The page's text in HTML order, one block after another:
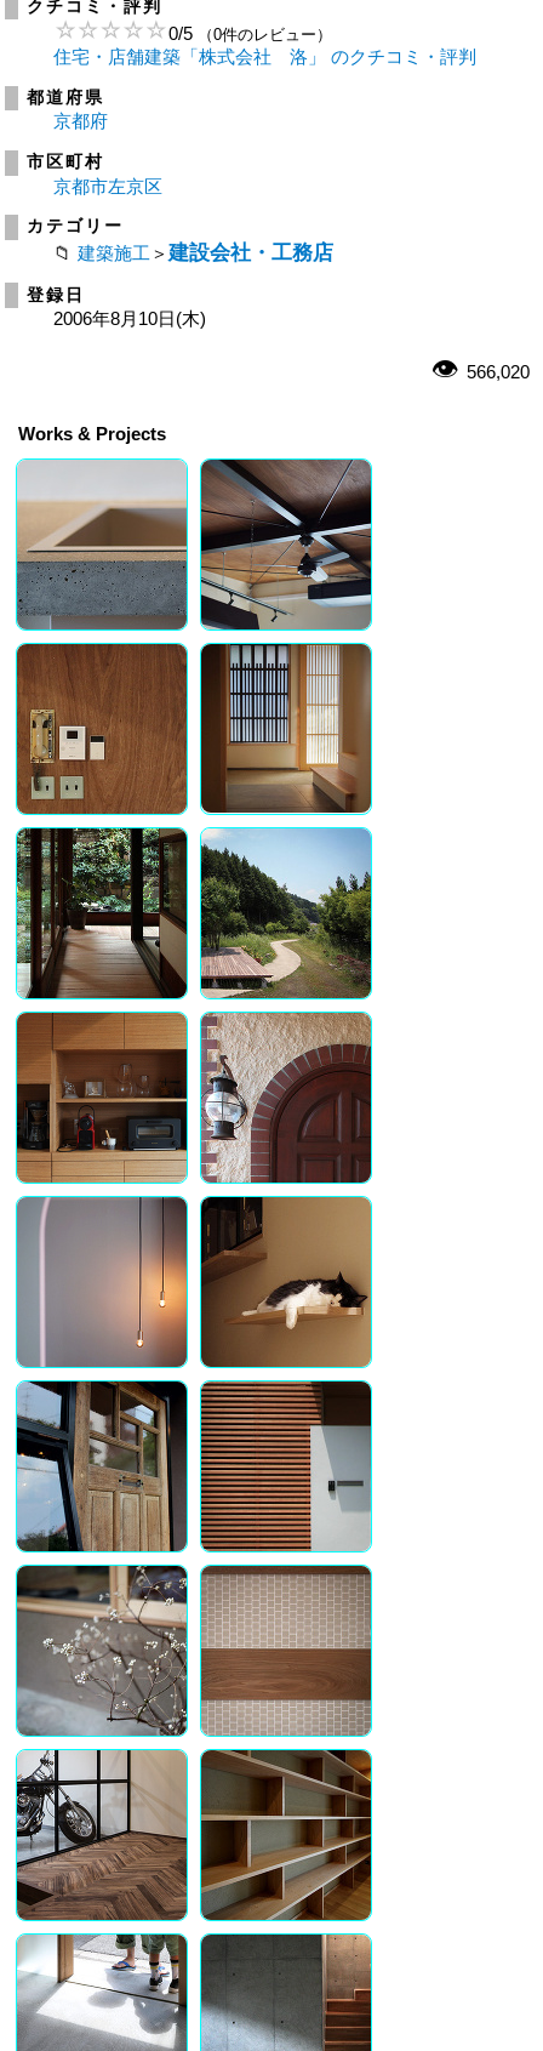
クチコミ・評判
0/5 （0件のレビュー）
住宅・店舗建築「株式会社 洛」 のクチコミ・評判
都道府県
京都府
市区町村
京都市左京区
カテゴリー
建築施工 ＞ 建設会社・工務店
登録日
2006年8月10日(木)
566,020
Works & Projects